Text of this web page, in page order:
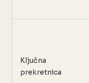
Ključna
prekretnica